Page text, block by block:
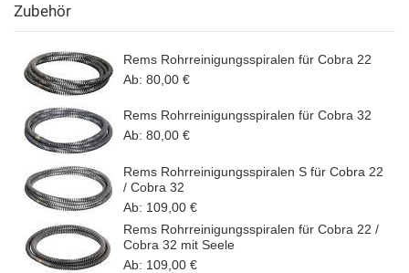
Zubehör
Rems Rohrreinigungsspiralen für Cobra 22
Ab: 80,00 €
Rems Rohrreinigungsspiralen für Cobra 32
Ab: 80,00 €
Rems Rohrreinigungsspiralen S für Cobra 22
/ Cobra 32
Ab: 109,00 €
Rems Rohrreinigungsspiralen für Cobra 22 /
Cobra 32 mit Seele
Ab: 109,00 €